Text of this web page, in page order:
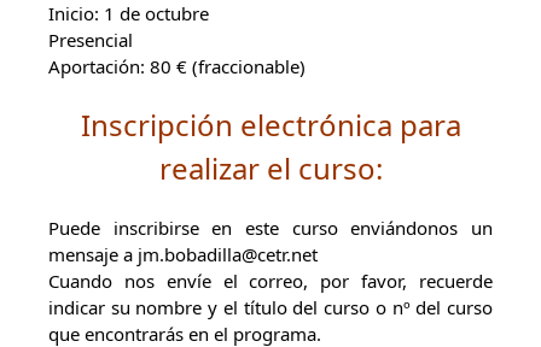
Inicio: 1 de octubre
Presencial
Aportación: 80 € (fraccionable)
Inscripción electrónica para
realizar el curso:
Puede inscribirse en este curso enviándonos un
mensaje a jm.bobadilla@cetr.net
Cuando nos envíe el correo, por favor, recuerde
indicar su nombre y el título del curso o nº del curso
que encontrarás en el programa.